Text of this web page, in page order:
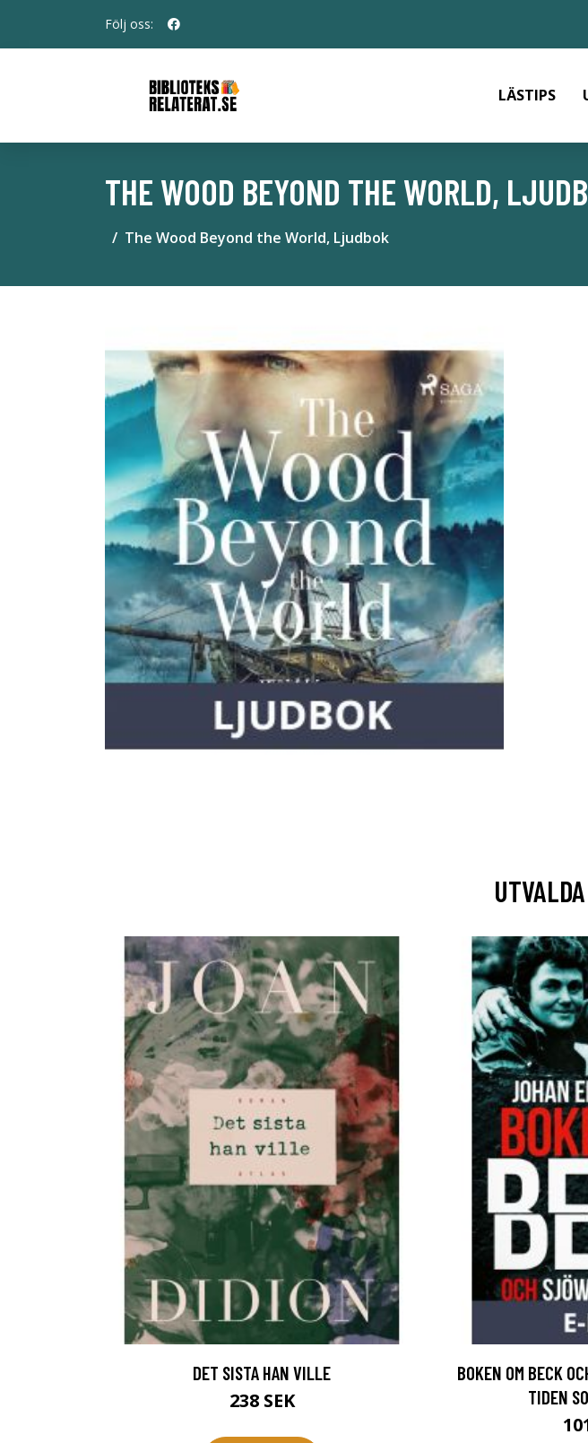
Följ oss:
LÄSTIPS
THE WOOD BEYOND THE WORLD,
The Wood Beyond the World, Ljudbok
DET SISTA HAN VILLE
238 SEK
BOKEN OM BECK
TIDEN